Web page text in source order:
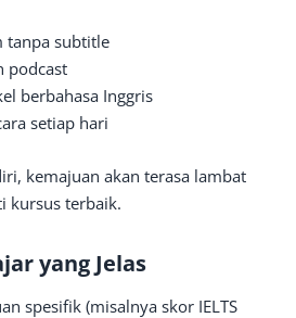
tanpa subtitle
podcast
berbahasa Inggris
setiap hari
kemajuan akan terasa lambat
kursus terbaik.
yang Jelas
spesifik (misalnya skor IELTS